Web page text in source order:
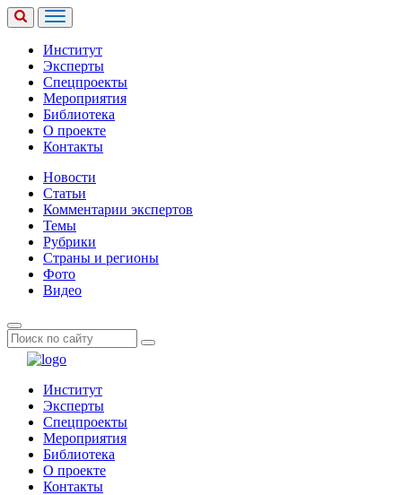
Институт
Эксперты
Спецпроекты
Мероприятия
Библиотека
О проекте
Контакты
Новости
Статьи
Комментарии экспертов
Темы
Рубрики
Страны и регионы
Фото
Видео
Институт
Эксперты
Спецпроекты
Мероприятия
Библиотека
О проекте
Контакты